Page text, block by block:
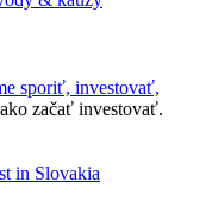
sporiť, investovať,
začať investovať.
in Slovakia